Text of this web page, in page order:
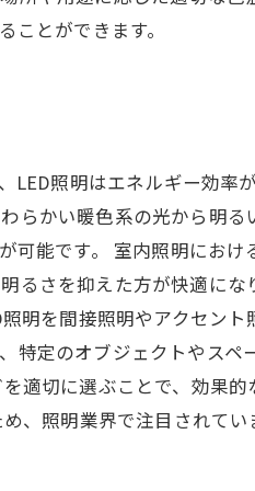
とができます。
LED照明はエネルギー効率
らかい暖色系の光から明る
可能です。 室内照明におけ
さを抑えた方が快適にな
明を間接照明やアクセント
特定のオブジェクトやスペ
適切に選ぶことで、効果的
、照明業界で注目されてい